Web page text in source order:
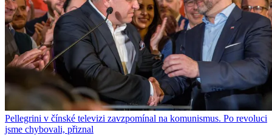
Pellegrini v čínské televizi zavzpomínal na komunismus. Po revoluci
jsme chybovali, přiznal